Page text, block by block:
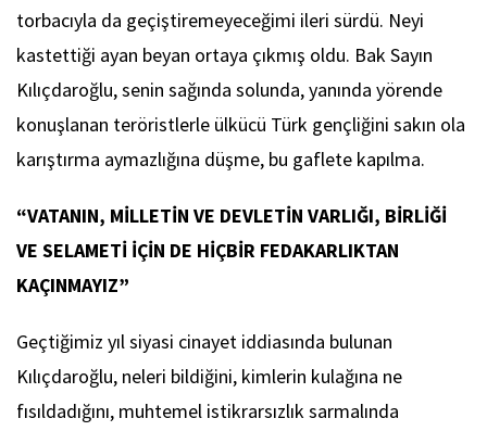
torbacıyla da geçiştiremeyeceğimi ileri sürdü. Neyi
kastettiği ayan beyan ortaya çıkmış oldu. Bak Sayın
Kılıçdaroğlu, senin sağında solunda, yanında yörende
konuşlanan teröristlerle ülkücü Türk gençliğini sakın ola
karıştırma aymazlığına düşme, bu gaflete kapılma.
“VATANIN, MİLLETİN VE DEVLETİN VARLIĞI, BİRLİĞİ
VE SELAMETİ İÇİN DE HİÇBİR FEDAKARLIKTAN
KAÇINMAYIZ”
Geçtiğimiz yıl siyasi cinayet iddiasında bulunan
Kılıçdaroğlu, neleri bildiğini, kimlerin kulağına ne
fısıldadığını, muhtemel istikrarsızlık sarmalında